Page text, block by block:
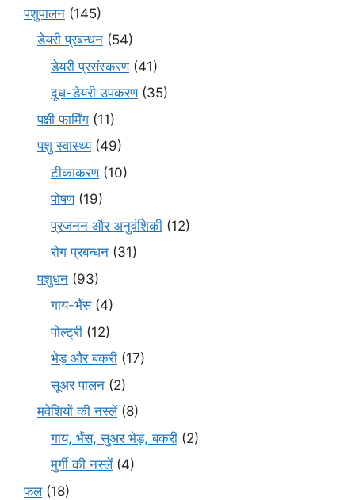
पशुपालन (145)
डेयरी प्रबन्धन (54)
डेयरी प्रसंस्करण(41)
दूध-डेयरी उपकरण(35)
पक्षी फार्मिंग (11)
पशु स्वास्थ्य(49)
टीकाकरण(10)
पोषण(19)
प्रजनन और अनुवंशिकी (12)
रोग प्रबन्धन (31)
पशुधन (93)
गाय-भैंस(4)
पोल्ट्री (12)
भेड़ और बकरी (17)
सूअर पालन (2)
मवेशियों की नस्लें(8)
गाय, भैंस, सुअर भेड़, बकरी (2)
मुर्गी की नस्लें(4)
फल(18)